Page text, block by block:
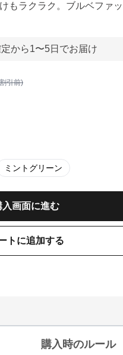
もラクラク。ブルベファ
定から1〜5日でお届け
引前)
ミントグリーン
入画面に進む
トに追加する
購入時のルール